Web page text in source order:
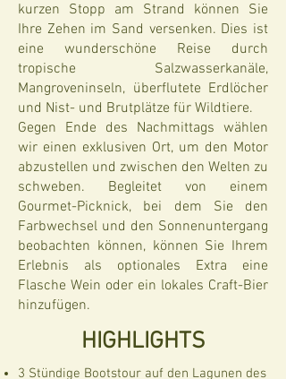
kurzen Stopp am Strand können Sie
Ihre Zehen im Sand versenken. Dies ist
eine wunderschöne Reise durch
tropische Salzwasserkanäle,
Mangroveninseln, überflutete Erdlöcher
und Nist- und Brutplätze für Wildtiere.
Gegen Ende des Nachmittags wählen
wir einen exklusiven Ort, um den Motor
abzustellen und zwischen den Welten zu
schweben. Begleitet von einem
Gourmet-Picknick, bei dem Sie den
Farbwechsel und den Sonnenuntergang
beobachten können, können Sie Ihrem
Erlebnis als optionales Extra eine
Flasche Wein oder ein lokales Craft-Bier
hinzufügen.
HIGHLIGHTS
3 Stündige Bootstour auf den Lagunen des